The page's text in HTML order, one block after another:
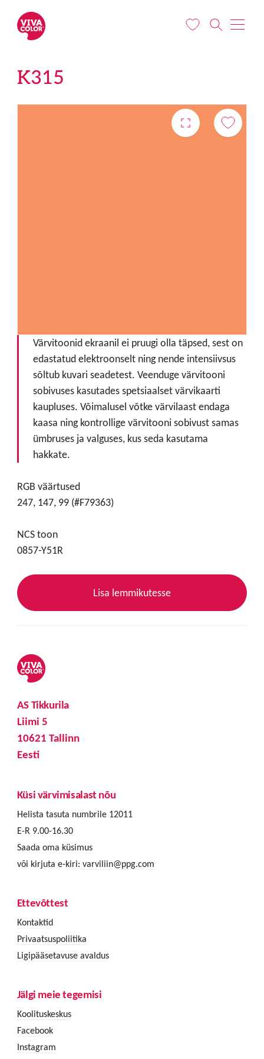
K315
Värvitoonid ekraanil ei pruugi olla täpsed, sest on
edastatud elektroonselt ning nende intensiivsus
sõltub kuvari seadetest. Veenduge värvitooni
sobivuses kasutades spetsiaalset värvikaarti
kaupluses. Võimalusel võtke värvilaast endaga
kaasa ning kontrollige värvitooni sobivust samas
ümbruses ja valguses, kus seda kasutama
hakkate.
RGB väärtused
247, 147, 99 (#F79363)
NCS toon
0857-Y51R
Lisa lemmikutesse
AS Tikkurila
Liimi 5
10621 Tallinn
Eesti
Küsi värvimisalast nõu
Helista tasuta numbrile 12011
E-R 9.00-16.30
Saada oma küsimus
või kirjuta e-kiri: varviliin@ppg.com
Ettevõttest
Kontaktid
Privaatsuspoliitika
Ligipääsetavuse avaldus
Jälgi meie tegemisi
Koolituskeskus
Facebook
Instagram